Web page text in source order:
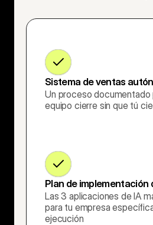
Sistema de ventas
Un proceso documentado
equipo cierre sin que tú
Plan de implementación
Las 3 aplicaciones de IA
para tu empresa
ejecución